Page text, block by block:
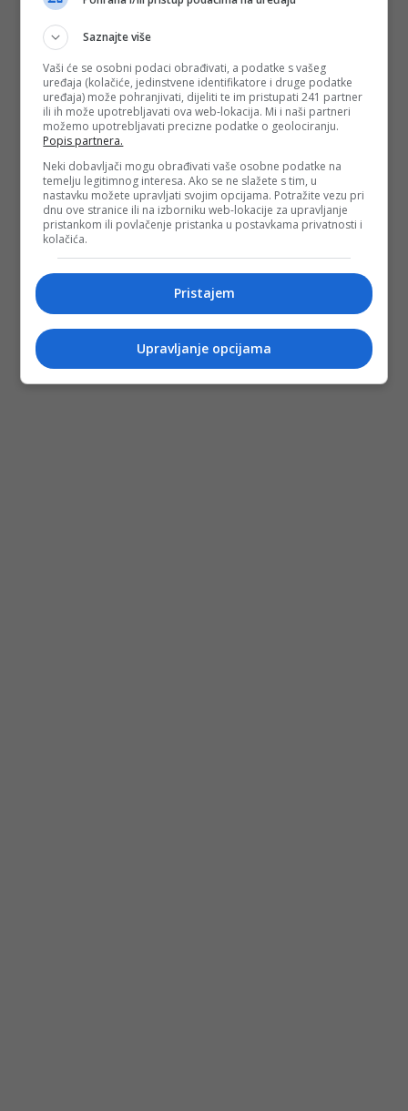
ministarstva kulture i sporta, Federalnog ministarstva
raseljenih lica i izbjeglica, Ministarstva kulture i sporta
Kantona Sarajevo, Ministarstva obrazovanja, kulture, nauke
i sporta Hercegovačko-neretvanskog kantona, Turističke
zajednice Hercegovačko-neretvanskog kantona, te
Fondacije La Terra Nostra.
(DEPO PORTAL/ad)
PODIJELI NA
Depo.bapratite putem društvenih mrežaTwitteriFacebook
Saznajte više
Vaši će se osobni podaci obrađivati, a podatke s vašeg
uređaja (kolačiće, jedinstvene identifikatore i druge podatke
uređaja) može pohranjivati, dijeliti te im pristupati 241 partner
ili ih može upotrebljavati ova web-lokacija. Mi i naši partneri
možemo upotrebljavati precizne podatke o geolociranju.
Popis partnera.
Neki dobavljači mogu obrađivati vaše osobne podatke na
temelju legitimnog interesa. Ako se ne slažete s tim, u
nastavku možete upravljati svojim opcijama. Potražite vezu pri
dnu ove stranice ili na izborniku web-lokacije za upravljanje
pristankom ili povlačenje pristanka u postavkama privatnosti i
kolačića.
Pristajem
Upravljanje opcijama